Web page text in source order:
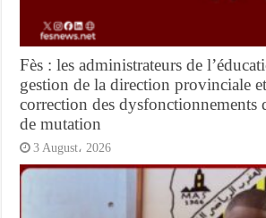
Fès : les administrateurs de
gestion de la direction provinciale
correction des dysfonctionnements
de mutation
3 August، 2026